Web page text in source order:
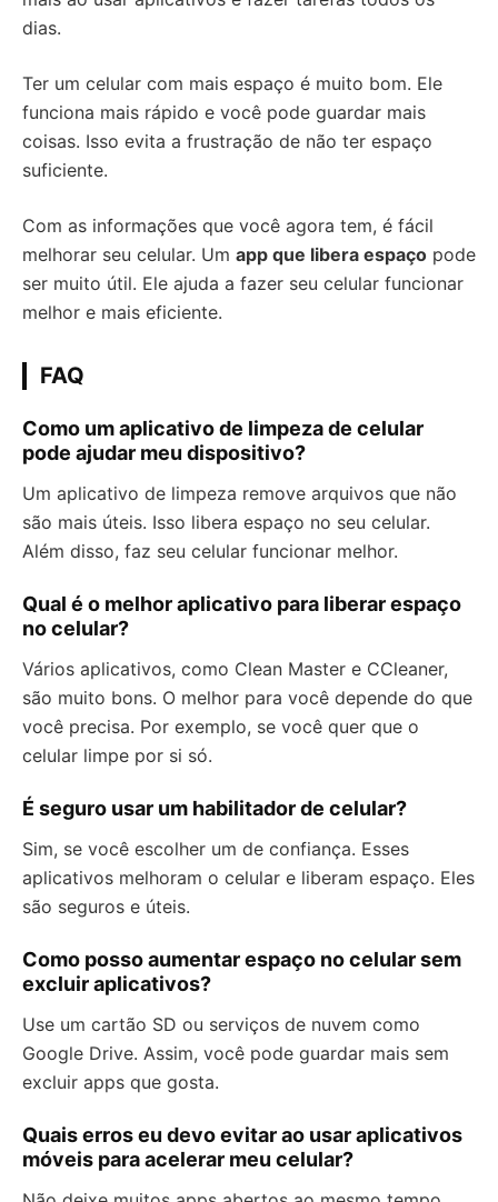
dias.
Ter um celular com mais espaço é muito bom. Ele
funciona mais rápido e você pode guardar mais
coisas. Isso evita a frustração de não ter espaço
suficiente.
Com as informações que você agora tem, é fácil
melhorar seu celular. Um app que libera espaço pode
ser muito útil. Ele ajuda a fazer seu celular funcionar
melhor e mais eficiente.
FAQ
Como um aplicativo de limpeza de celular
pode ajudar meu dispositivo?
Um aplicativo de limpeza remove arquivos que não
são mais úteis. Isso libera espaço no seu celular.
Além disso, faz seu celular funcionar melhor.
Qual é o melhor aplicativo para liberar espaço
no celular?
Vários aplicativos, como Clean Master e CCleaner,
são muito bons. O melhor para você depende do que
você precisa. Por exemplo, se você quer que o
celular limpe por si só.
É seguro usar um habilitador de celular?
Sim, se você escolher um de confiança. Esses
aplicativos melhoram o celular e liberam espaço. Eles
são seguros e úteis.
Como posso aumentar espaço no celular sem
excluir aplicativos?
Use um cartão SD ou serviços de nuvem como
Google Drive. Assim, você pode guardar mais sem
excluir apps que gosta.
Quais erros eu devo evitar ao usar aplicativos
móveis para acelerar meu celular?